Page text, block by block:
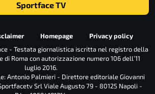
Sportface TV
Homepage
Privacy policy
- Testata giornalistica iscritta nel registro della
di Roma con autorizzazione numero 106 dell’11
luglio 2016.
Antonio Palmieri - Direttore editoriale Giovanni
Srl Viale Augusto 79 - 80125 Napoli -